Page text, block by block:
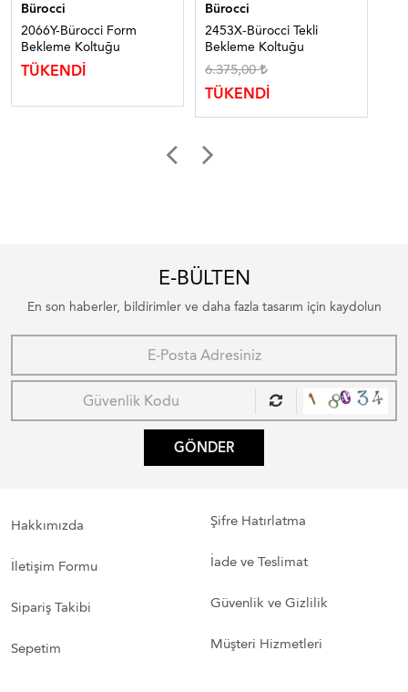
Bürocci
2066Y-Bürocci Form
Bekleme Koltuğu
TÜKENDİ
Bürocci
2453X-Bürocci Tekli
Bekleme Koltuğu
6.375,00
TÜKENDİ
E-BÜLTEN
En son haberler, bildirimler ve daha fazla tasarım için kaydolun
GÖNDER
Hakkımızda
İletişim Formu
Sipariş Takibi
Sepetim
Şifre Hatırlatma
İade ve Teslimat
Güvenlik ve Gizlilik
Müşteri Hizmetleri